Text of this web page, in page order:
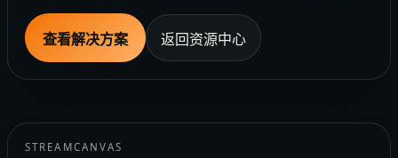
查看解决方案 返回资源中心
STREAMCANVAS